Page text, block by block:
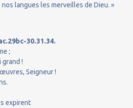
langues les merveilles de Dieu. »
30.31.34.
;
grand !
Seigneur !
expirent